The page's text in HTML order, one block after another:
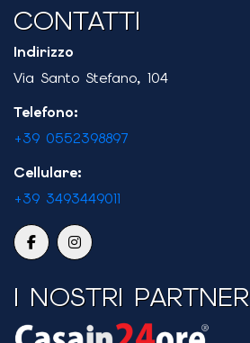
CONTATTI
Indirizzo
Via Santo Stefano, 104
Telefono:
+39 0552398897
Cellulare:
+39 3493449011
I NOSTRI PARTNER